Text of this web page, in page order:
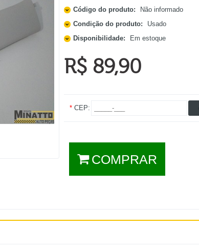
Código do produto:
Não informado
Condição do produto:
Usado
Disponibilidade:
Em estoque
R$ 89,90
*CEP:
COMPRAR